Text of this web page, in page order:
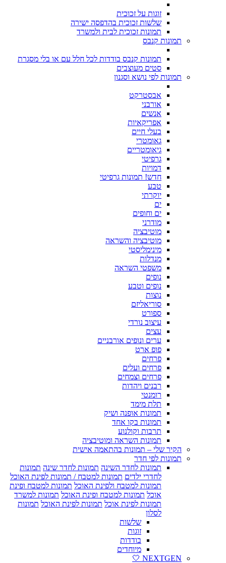
זוגות על זכוכית
שלשות זכוכית בהדפסה ישירה
תמונות זכוכית לבית ולמשרד
תמונות קנבס
תמונות קנבס בודדות לכל חלל עם או בלי מסגרת
סטים מעוצבים
תמונות לפי נושא וסגנון
אבסטרקט
אורבני
אנשים
אפריקאיות
בעלי חיים
גאומטרי
גיאומטריים
גרפיטי
דמויות
חדש! תמונות גרפיטי
טבע
יוקרתי
ים
ים וחופים
מודרני
מוטיבציה
מוטיבציה והשראה
מינימליסטי
מנדלות
משפטי השראה
נופים
נופים וטבע
נוצות
סוריאליזם
ספורט
עיצוב נורדי
עצים
ערים ונופים אורבניים
פופ ארט
פרחים
פרחים ועלים
פרחים וצמחים
רבנים ויהדות
רומנטי
תלת מימד
תמונות אופנה ושיק
תמונות בקו אחד
תרבות וקולנוע
תמונות השראה ומוטיבציה
הקיר שלי – תמונות בהתאמה אישית
תמונות לפי חדר
תמונות לחדר השינה תמונות לחדר שינה תמונות
לחדרי ילדים תמונות למטבח / תמונות לפינת האוכל
תמונות למטבח ולפינת האוכל תמונות למטבח ופינת
אוכל תמונות למטבח ופינת האוכל תמונות למשרד
תמונות לפינת אוכל תמונות לפינת האוכל תמונות
לסלון
שלשות
זוגות
בודדות
מיוחדים
NEXTGEN 🤍